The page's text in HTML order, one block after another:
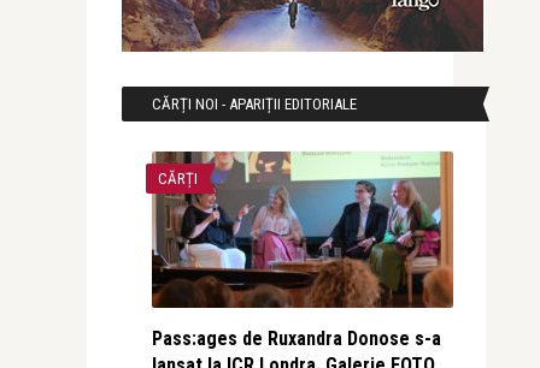
CĂRȚI NOI - APARIȚII EDITORIALE
CĂRȚI
Pass:ages de Ruxandra Donose s-a